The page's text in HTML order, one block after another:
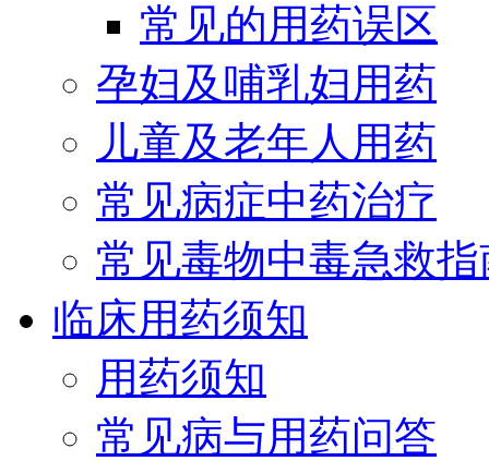
常见的用药误区
孕妇及哺乳妇用药
儿童及老年人用药
常见病症中药治疗
常见毒物中毒急救指
临床用药须知
用药须知
常见病与用药问答